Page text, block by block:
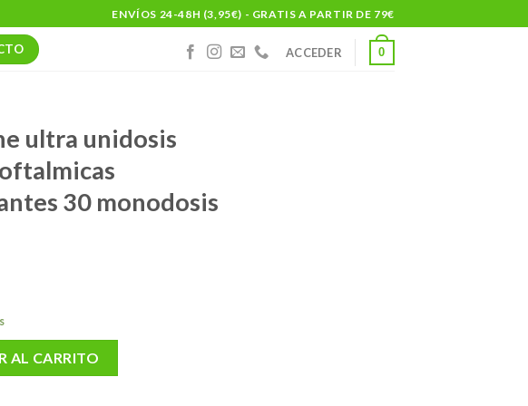
ENVÍOS 24-48H (3,95€) - GRATIS A PARTIR DE 79€
ACCEDER 0
ultra unidosis
30 monodosis
AL CARRITO